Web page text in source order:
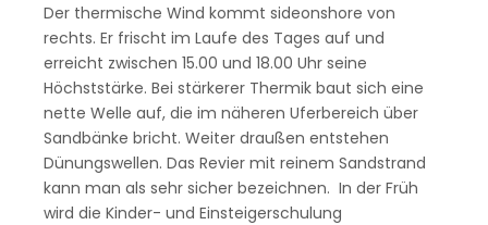
Der thermische Wind kommt sideonshore von
rechts. Er frischt im Laufe des Tages auf und
erreicht zwischen 15.00 und 18.00 Uhr seine
Höchststärke. Bei stärkerer Thermik baut sich eine
nette Welle auf, die im näheren Uferbereich über
Sandbänke bricht. Weiter draußen entstehen
Dünungswellen. Das Revier mit reinem Sandstrand
kann man als sehr sicher bezeichnen. In der Früh
wird die Kinder- und Einsteigerschulung